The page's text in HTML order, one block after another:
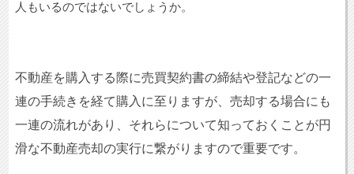
人もいるのではないでしょうか。
不動産を購入する際に売買契約書の締結や登記などの一
連の手続きを経て購入に至りますが、売却する場合にも
一連の流れがあり、それらについて知っておくことが円
滑な不動産売却の実行に繋がりますので重要です。